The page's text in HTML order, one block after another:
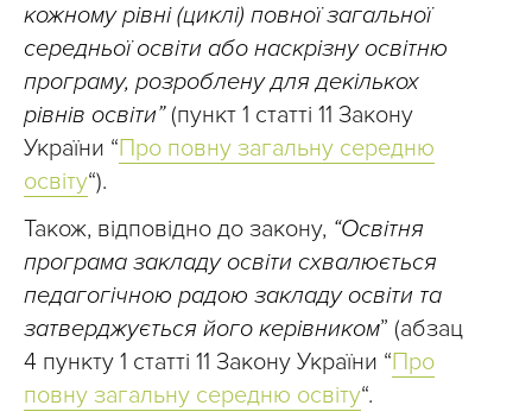
кожному рівні (циклі) повної загальної
середньої освіти або наскрізну освітню
програму, розроблену для декількох
рівнів освіти” (пункт 1 статті 11 Закону
України “Про повну загальну середню
освіту“).
Також, відповідно до закону, “Освітня
програма закладу освіти схвалюється
педагогічною радою закладу освіти та
затверджується його керівником” (абзац
4 пункту 1 статті 11 Закону України “Про
повну загальну середню освіту“.